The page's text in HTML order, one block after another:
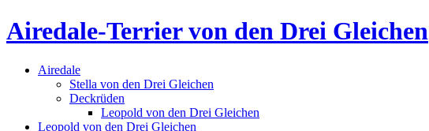
Airedale-Terrier von den Drei Gleichen
Airedale
Stella von den Drei Gleichen
Deckrüden
Leopold von den Drei Gleichen
Leopold von den Drei Gleichen